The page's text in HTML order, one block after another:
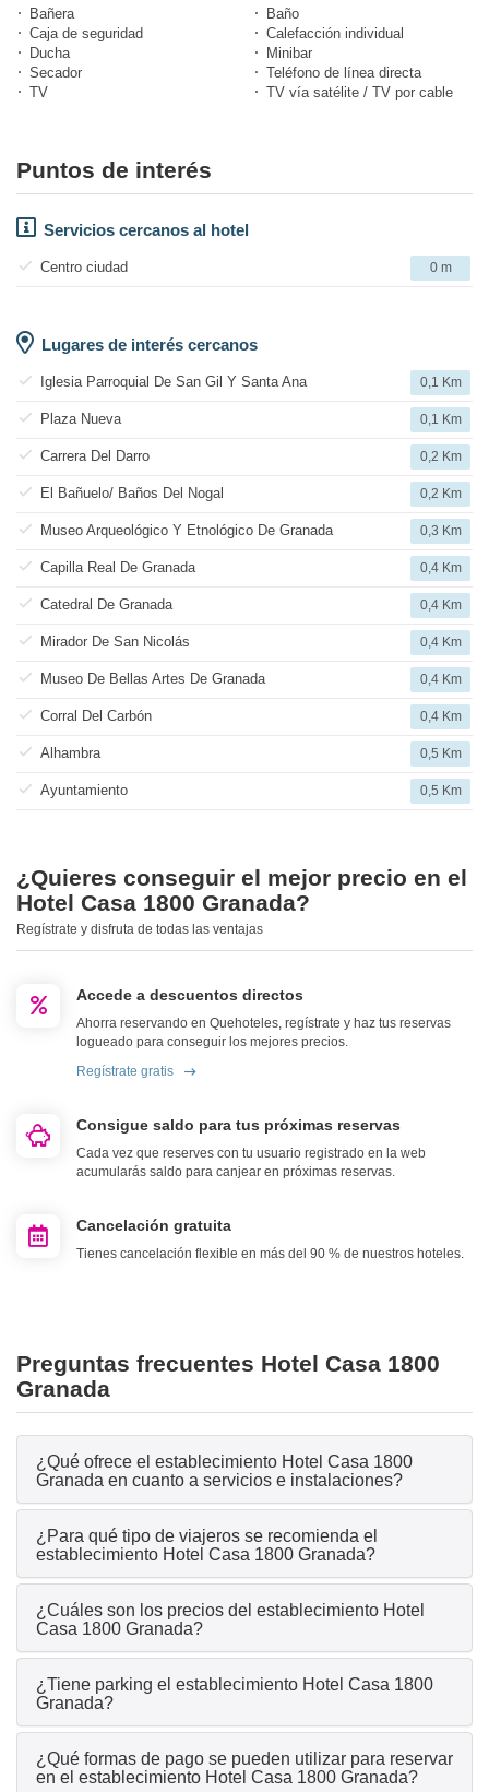
Bañera
Baño
Caja de seguridad
Calefacción individual
Ducha
Minibar
Secador
Teléfono de línea directa
TV
TV vía satélite / TV por cable
Puntos de interés
Servicios cercanos al hotel
Centro ciudad 0 m
Lugares de interés cercanos
Iglesia Parroquial De San Gil Y Santa Ana 0,1 Km
Plaza Nueva 0,1 Km
Carrera Del Darro 0,2 Km
El Bañuelo/ Baños Del Nogal 0,2 Km
Museo Arqueológico Y Etnológico De Granada 0,3 Km
Capilla Real De Granada 0,4 Km
Catedral De Granada 0,4 Km
Mirador De San Nicolás 0,4 Km
Museo De Bellas Artes De Granada 0,4 Km
Corral Del Carbón 0,4 Km
Alhambra 0,5 Km
Ayuntamiento 0,5 Km
¿Quieres conseguir el mejor precio en el
Hotel Casa 1800 Granada?
Regístrate y disfruta de todas las ventajas
Accede a descuentos directos
Ahorra reservando en Quehoteles, regístrate y haz tus reservas
logueado para conseguir los mejores precios.
Regístrate gratis
Consigue saldo para tus próximas reservas
Cada vez que reserves con tu usuario registrado en la web
acumularás saldo para canjear en próximas reservas.
Cancelación gratuita
Tienes cancelación flexible en más del 90 % de nuestros hoteles.
Preguntas frecuentes Hotel Casa 1800
Granada
¿Qué ofrece el establecimiento Hotel Casa 1800
Granada en cuanto a servicios e instalaciones?
¿Para qué tipo de viajeros se recomienda el
establecimiento Hotel Casa 1800 Granada?
¿Cuáles son los precios del establecimiento Hotel
Casa 1800 Granada?
¿Tiene parking el establecimiento Hotel Casa 1800
Granada?
¿Qué formas de pago se pueden utilizar para reservar
en el establecimiento Hotel Casa 1800 Granada?